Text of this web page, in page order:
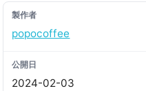
製作者
popocoffee
公開日
2024-02-03